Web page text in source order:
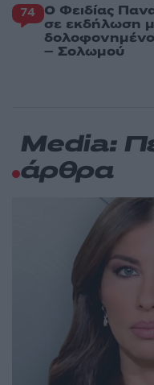
74 Ο Φειδίας
σε εκδήλωση
– Σολωμού
Media:
άρθρα